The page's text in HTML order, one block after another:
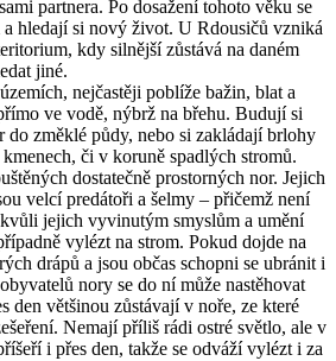
partnera. Po dosažení tohoto věku se
a hledají si nový život. U Rdousičů vzniká
kdy silnější zůstává na daném
jiné.
nejčastěji poblíže bažin, blat a
ve vodě, nýbrž na břehu. Budují si
do změklé půdy, nebo si zakládají brlohy
či v koruně spadlých stromů.
dostatečně prostorných nor. Jejich
velcí predátoři a šelmy – přičemž není
jejich vyvinutým smyslům a umění
vylézt na strom. Pokud dojde na
drápů a jsou občas schopni se ubránit i
nory se do ní může nastěhovat
den většinou zůstávají v noře, ze které
Nemají příliš rádi ostré světlo, ale v
i přes den, takže se odváží vylézt i za